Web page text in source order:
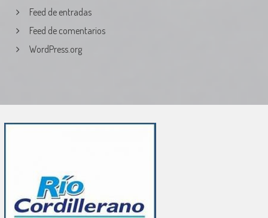
Feed de entradas
Feed de comentarios
WordPress.org